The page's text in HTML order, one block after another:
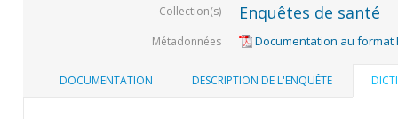
Collection(s) Enquêtes de santé
Métadonnées Documentation au format
DOCUMENTATION DESCRIPTION DE L'ENQUÊTE